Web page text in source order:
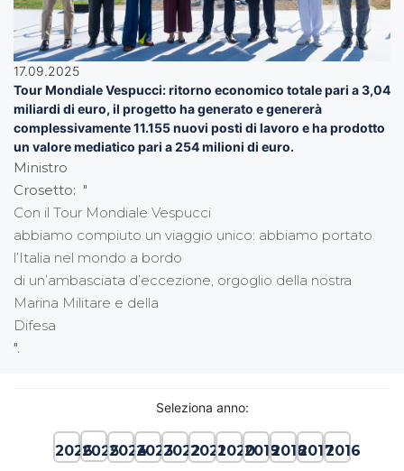
17.09.2025
Tour Mondiale Vespucci: ritorno economico totale pari a 3,04
miliardi di euro, il progetto ha generato e genererà
complessivamente 11.155 nuovi posti di lavoro e ha prodotto
un valore mediatico pari a 254 milioni di euro.
Ministro
Crosetto: "
Con il Tour Mondiale Vespucci
abbiamo compiuto un viaggio unico: abbiamo portato
l’Italia nel mondo a bordo
di un’ambasciata d’eccezione, orgoglio della nostra
Marina Militare e della
Difesa
".
Seleziona anno:
20262025202420232022202120202019201820172016